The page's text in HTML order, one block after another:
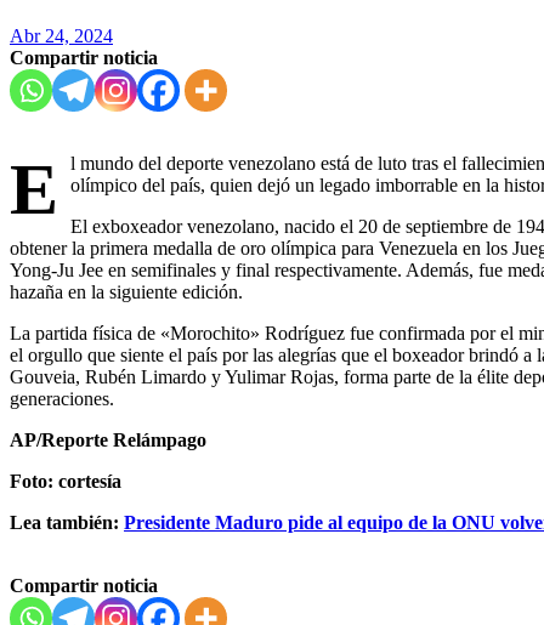
Abr 24, 2024
Compartir noticia
E
l mundo del deporte venezolano está de luto tras el
olímpico del país, quien dejó un legado imborrable en la
El exboxeador venezolano, nacido el 20 de septiembre de
obtener la primera medalla de oro olímpica para Venezuela en los
Yong-Ju Jee en semifinales y final respectivamente. Además, fue
hazaña en la siguiente edición.
La partida física de «Morochito» Rodríguez fue confirmada por el
el orgullo que siente el país por las alegrías que el boxeador brindó
Gouveia, Rubén Limardo y Yulimar Rojas, forma parte de la élite
generaciones.
AP/Reporte Relámpago
Foto: cortesía
Lea también: Presidente Maduro pide al equipo de la ONU
Compartir noticia